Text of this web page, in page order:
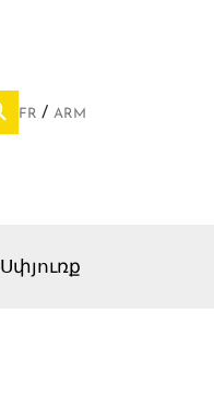
FR ARM
Սփյուռք